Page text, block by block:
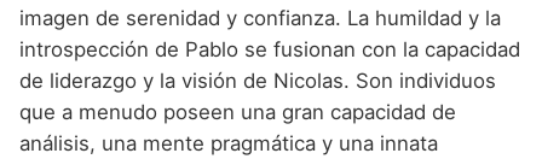
imagen de serenidad y confianza. La humildad y la
introspección de Pablo se fusionan con la capacidad
de liderazgo y la visión de Nicolas. Son individuos
que a menudo poseen una gran capacidad de
análisis, una mente pragmática y una innata